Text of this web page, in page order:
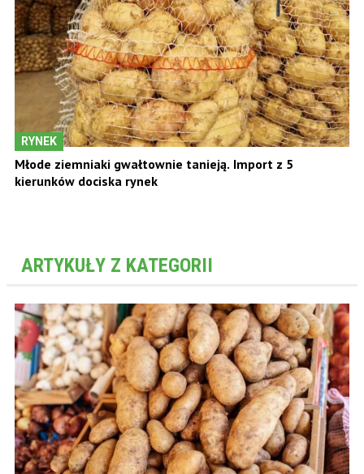
RYNEK
Młode ziemniaki gwałtownie tanieją. Import z 5
kierunków dociska rynek
ARTYKUŁY Z KATEGORII